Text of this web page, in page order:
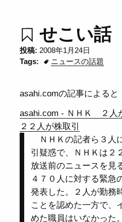
せこい話
投稿: 2008年1月24日
Tags:
ニュースの話題
asahi.comの記事によると
asahi.com - ＮＨＫ ２人
２２人が株取引
ＮＨＫの記者ら３人
引疑惑で、ＮＨＫは２
放送前のニュースを見
４７０人に対する緊急
発表した。２人が勤務
ことを認めた一方で、
めた職員はいなかった。